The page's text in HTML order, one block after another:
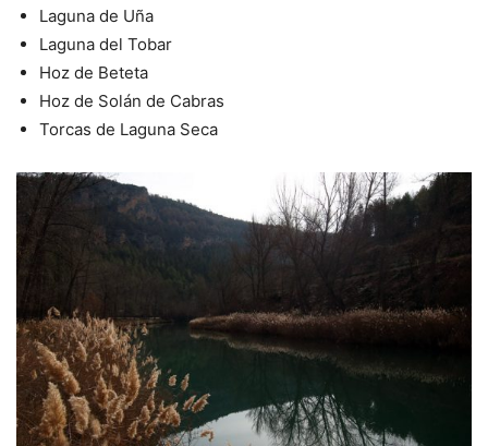
Laguna de Uña
Laguna del Tobar
Hoz de Beteta
Hoz de Solán de Cabras
Torcas de Laguna Seca